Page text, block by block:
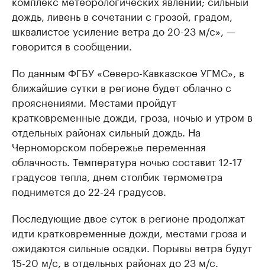
дождь, ливень в сочетании с грозой, градом,
шквалистое усиление ветра до 20-23 м/с», —
говорится в сообщении.
По данным ФГБУ «Северо-Кавказское УГМС», в
ближайшие сутки в регионе будет облачно с
прояснениями. Местами пройдут
кратковременные дожди, гроза, ночью и утром в
отдельных районах сильный дождь. На
Черноморском побережье переменная
облачность. Температура ночью составит 12-17
градусов тепла, днем столбик термометра
поднимется до 22-24 градусов.
Последующие двое суток в регионе продолжат
идти кратковременные дожди, местами гроза и
ожидаются сильные осадки. Порывы ветра будут
15-20 м/с, в отдельных районах до 23 м/с.